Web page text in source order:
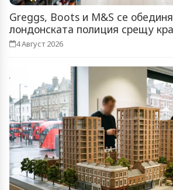
Greggs, Boots и M&S се
лондонската полиция срещу
4 Август 2026